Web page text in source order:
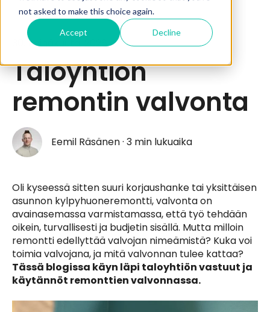
not asked to make this choice again.
Accept Decline
30. heinäkuuta, 2026
Taloyhtiön
remontin valvonta
Eemil Räsänen·3 min lukuaika
Oli kyseessä sitten suuri korjaushanke tai yksittäisen
asunnon kylpyhuoneremontti, valvonta on
avainasemassa varmistamassa, että työ tehdään
oikein, turvallisesti ja budjetin sisällä. Mutta milloin
remontti edellyttää valvojan nimeämistä? Kuka voi
toimia valvojana, ja mitä valvonnan tulee kattaa?
Tässä blogissa käyn läpi taloyhtiön vastuut ja
käytännöt remonttien valvonnassa.